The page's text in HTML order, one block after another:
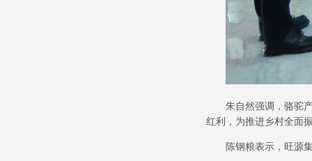
朱自然强调，骆驼
红利，为推进乡村全面
陈钢粮表示，旺源